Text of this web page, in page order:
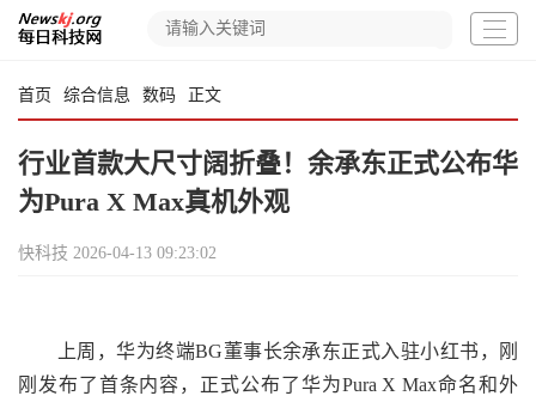
首页 综合信息 数码 正文
行业首款大尺寸阔折叠！余承东正式公布华
为Pura X Max真机外观
快科技 2026-04-13 09:23:02
上周，华为终端BG董事长余承东正式入驻小红书，刚
刚发布了首条内容，正式公布了华为Pura X Max命名和外